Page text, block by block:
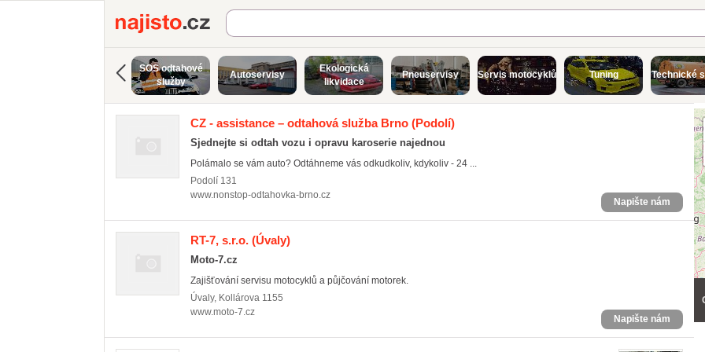
Najisto.cz
SOS odtahové
služby
Autoservisy
Ekologická
likvidace
Pneuservisy Servis motocyklů Tuning Technické
CZ - assistance – odtahová služba Brno (Podolí)
Sjednejte si odtah vozu i opravu karoserie najednou
Polámalo se vám auto? Odtáhneme vás odkudkoliv, kdykoliv - 24 ...
Podolí 131
www.nonstop-odtahovka-brno.cz
Napište nám
RT-7, s.r.o. (Úvaly)
Moto-7.cz
Zajišťování servisu motocyklů a půjčování motorek.
Úvaly, Kollárova 1155
www.moto-7.cz
Napište nám